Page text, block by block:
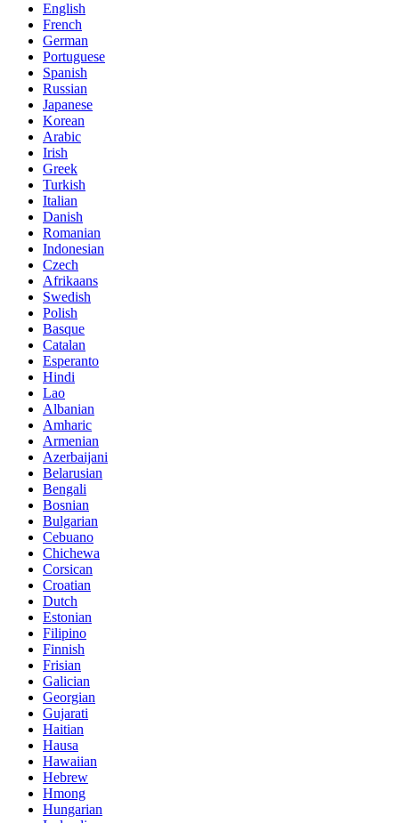
English
French
German
Portuguese
Spanish
Russian
Japanese
Korean
Arabic
Irish
Greek
Turkish
Italian
Danish
Romanian
Indonesian
Czech
Afrikaans
Swedish
Polish
Basque
Catalan
Esperanto
Hindi
Lao
Albanian
Amharic
Armenian
Azerbaijani
Belarusian
Bengali
Bosnian
Bulgarian
Cebuano
Chichewa
Corsican
Croatian
Dutch
Estonian
Filipino
Finnish
Frisian
Galician
Georgian
Gujarati
Haitian
Hausa
Hawaiian
Hebrew
Hmong
Hungarian